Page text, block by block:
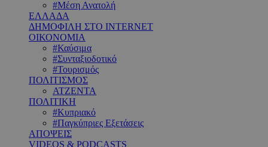
#Μέση Ανατολή
ΕΛΛΑΔΑ
ΔΗΜΟΦΙΛΗ ΣΤΟ INTERNET
ΟΙΚΟΝΟΜΙΑ
#Καύσιμα
#Συνταξιοδοτικό
#Τουρισμός
ΠΟΛΙΤΙΣΜΟΣ
ΑΤΖΕΝΤΑ
ΠΟΛΙΤΙΚΗ
#Κυπριακό
#Παγκύπριες Εξετάσεις
ΑΠΟΨΕΙΣ
VIDEOS & PODCASTS